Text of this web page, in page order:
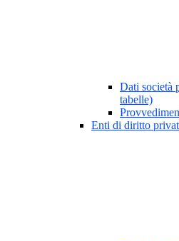
Dati società
tabelle)
Enti di diritto